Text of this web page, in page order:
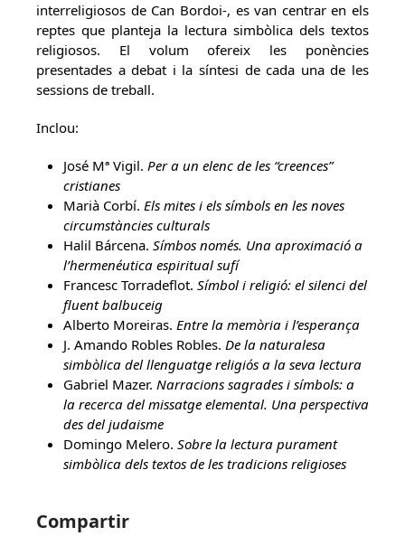
interreligiosos de Can Bordoi-, es van centrar en els
reptes que planteja la lectura simbòlica dels textos
religiosos. El volum ofereix les ponències
presentades a debat i la síntesi de cada una de les
sessions de treball.
Inclou:
José Mª Vigil. Per a un elenc de les “creences”
cristianes
Marià Corbí. Els mites i els símbols en les noves
circumstàncies culturals
Halil Bárcena. Símbos només. Una aproximació a
l’hermenéutica espiritual sufí
Francesc Torradeflot. Símbol i religió: el silenci del
fluent balbuceig
Alberto Moreiras. Entre la memòria i l’esperança
J. Amando Robles Robles. De la naturalesa
simbòlica del llenguatge religiós a la seva lectura
Gabriel Mazer. Narracions sagrades i símbols: a
la recerca del missatge elemental. Una perspectiva
des del judaisme
Domingo Melero. Sobre la lectura purament
simbòlica dels textos de les tradicions religioses
Compartir